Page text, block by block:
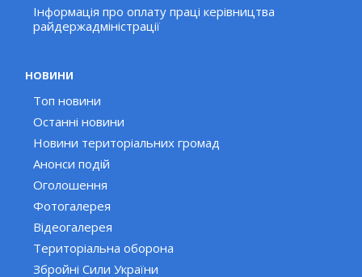
Інформація про оплату праці керівництва
райдержадміністрації
НОВИНИ
Топ новини
Останні новини
Новини територіальних громад
Анонси подій
Оголошення
Фотогалерея
Відеогалерея
Територіальна оборона
Збройні Сили України